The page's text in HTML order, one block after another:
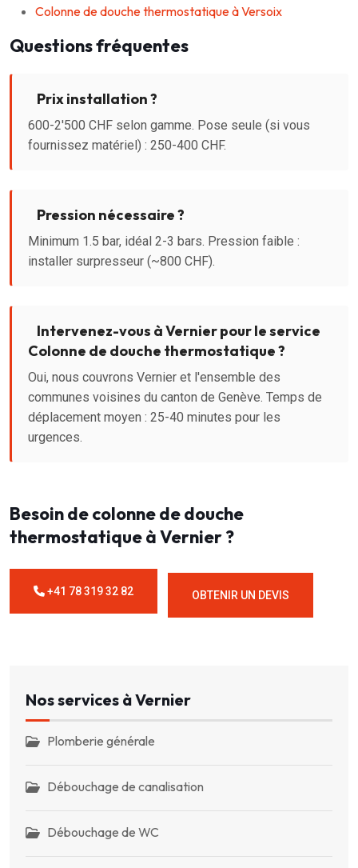
Colonne de douche thermostatique à Versoix
Questions fréquentes
Prix installation ?
600-2'500 CHF selon gamme. Pose seule (si vous
fournissez matériel) : 250-400 CHF.
Pression nécessaire ?
Minimum 1.5 bar, idéal 2-3 bars. Pression faible :
installer surpresseur (~800 CHF).
Intervenez-vous à Vernier pour le service
Colonne de douche thermostatique ?
Oui, nous couvrons Vernier et l'ensemble des
communes voisines du canton de Genève. Temps de
déplacement moyen : 25-40 minutes pour les
urgences.
Besoin de colonne de douche
thermostatique à Vernier ?
+41 78 319 32 82 OBTENIR UN DEVIS
Nos services à Vernier
Plomberie générale
Débouchage de canalisation
Débouchage de WC